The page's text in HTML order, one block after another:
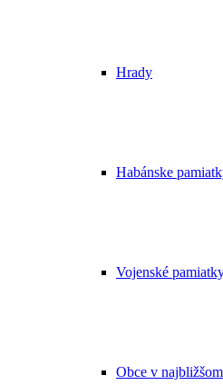
Hrady
Habánske
Vojenské
Obce v